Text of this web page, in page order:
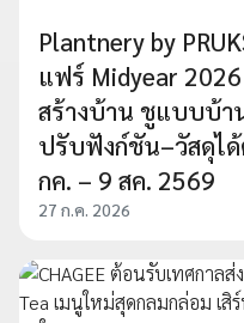
Plantnery by
แฟร์ Midyear
สร้างบ้าน ชูแบบบ้า
ปรับฟังก์ชัน–วัสดุได้
กค. – 9 สค. 2569
27 ก.ค. 2026